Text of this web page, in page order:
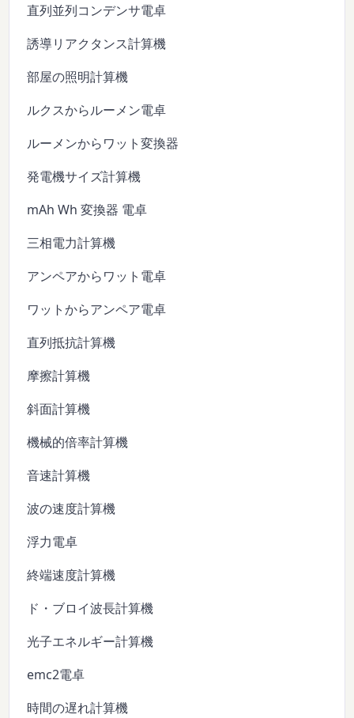
直列並列コンデンサ電卓
誘導リアクタンス計算機
部屋の照明計算機
ルクスからルーメン電卓
ルーメンからワット変換器
発電機サイズ計算機
mAh Wh 変換器 電卓
三相電力計算機
アンペアからワット電卓
ワットからアンペア電卓
直列抵抗計算機
摩擦計算機
斜面計算機
機械的倍率計算機
音速計算機
波の速度計算機
浮力電卓
終端速度計算機
ド・ブロイ波長計算機
光子エネルギー計算機
emc2電卓
時間の遅れ計算機